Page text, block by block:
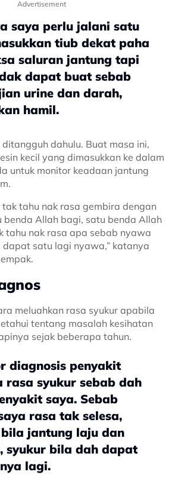
Advertisement
saya perlu jalani satu
tiub dekat paha
saluran jantung tapi
dapat buat sebab
urine dan darah,
hamil.
ditangguh dahulu. Buat masa ini,
kecil yang dimasukkan ke dalam
untuk monitor keadaan jantung
tak tahu nak rasa gembira dengan
benda Allah bagi, satu benda Allah
tahu nak rasa apa sebab nyawa
satu lagi nyawa,” katanya
meluahkan rasa syukur apabila
tentang masalah kesihatan
sejak beberapa tahun.
diagnosis penyakit
rasa syukur sebab dah
saya. Sebab
rasa tak selesa,
jantung laju dan
syukur bila dah dapat
lagi.